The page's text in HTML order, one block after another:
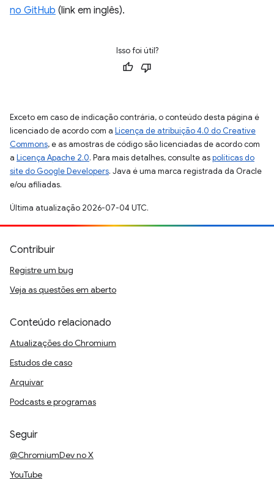
no GitHub (link em inglês).
Isso foi útil?
Exceto em caso de indicação contrária, o conteúdo desta página é
licenciado de acordo com a Licença de atribuição 4.0 do Creative
Commons, e as amostras de código são licenciadas de acordo com
a Licença Apache 2.0. Para mais detalhes, consulte aspolíticas do
site do Google Developers. Java é uma marca registrada da Oracle
e/ou afiliadas.
Última atualização 2026-07-04 UTC.
Contribuir
Registre um bug
Veja as questões em aberto
Conteúdo relacionado
Atualizações do Chromium
Estudos de caso
Arquivar
Podcasts e programas
Seguir
@ChromiumDev no X
YouTube